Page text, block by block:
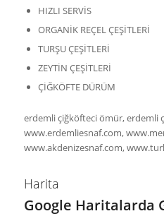
HIZLI SERVİS
ORGANİK REÇEL ÇEŞİTLERİ
TURŞU ÇEŞİTLERİ
ZEYTİN ÇEŞİTLERİ
ÇİĞKÖFTE DÜRÜM
erdemli çiğköfteci ömür, erdemli
www.erdemliesnaf.com,
www.akdenizesnaf.com,
Harita
Google Haritalarda